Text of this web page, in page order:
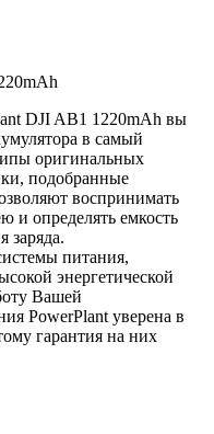
DJI AB1 1220mAh вы
в самый
оригинальных
подобранные
воспринимать
и определять емкость
заряда.
питания,
энергетической
Вашей
PowerPlant уверена в
гарантия на них